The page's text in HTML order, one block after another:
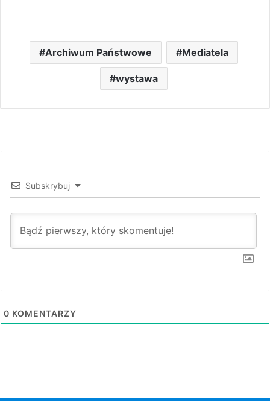
Archiwum Państwowe Mediatela
wystawa
Subskrybuj
0 KOMENTARZY